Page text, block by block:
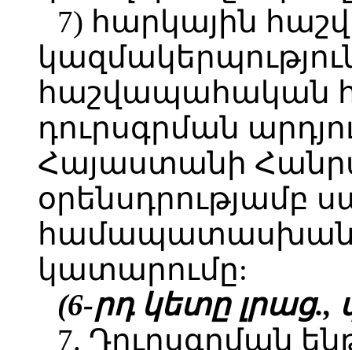
7) հարկային
հաշվապահական
դուրսգրման
Հայաստանի
օրենսդրությամբ
համապատասխան
կատարումը:
(6-րդ կետը լրաց.,
7. Դուրսգրման